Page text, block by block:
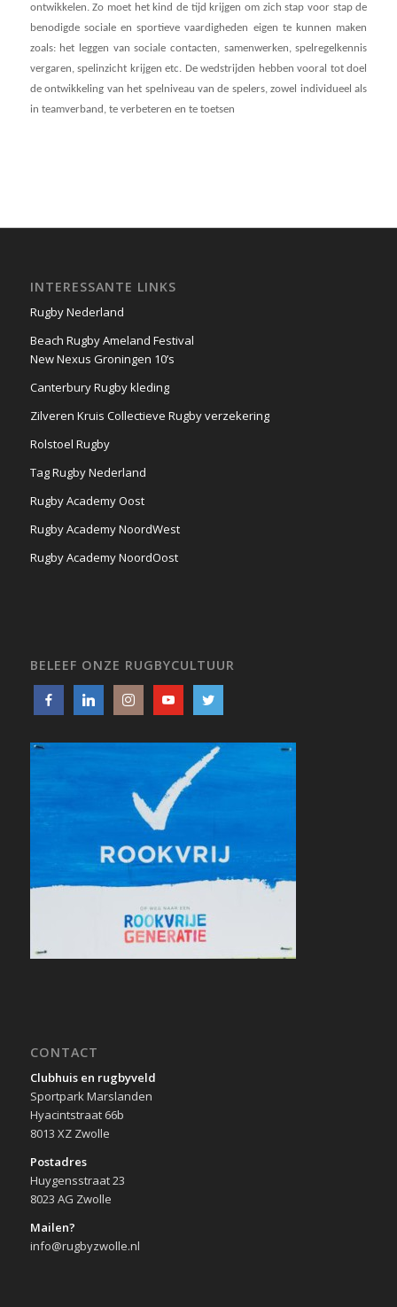
ontwikkelen. Zo moet het kind de tijd krijgen om zich stap voor stap de
benodigde sociale en sportieve vaardigheden eigen te kunnen maken
zoals: het leggen van sociale contacten, samenwerken, spelregelkennis
vergaren, spelinzicht krijgen etc. De wedstrijden hebben vooral tot doel
de ontwikkeling van het spelniveau van de spelers, zowel individueel als
in teamverband, te verbeteren en te toetsen
INTERESSANTE LINKS
Rugby Nederland
Beach Rugby Ameland Festival
New Nexus Groningen 10’s
Canterbury Rugby kleding
Zilveren Kruis Collectieve Rugby verzekering
Rolstoel Rugby
Tag Rugby Nederland
Rugby Academy Oost
Rugby Academy NoordWest
Rugby Academy NoordOost
BELEEF ONZE RUGBYCULTUUR
CONTACT
Clubhuis en rugbyveld
Sportpark Marslanden
Hyacintstraat 66b
8013 XZ Zwolle
Postadres
Huygensstraat 23
8023 AG Zwolle
Mailen?
info@rugbyzwolle.nl